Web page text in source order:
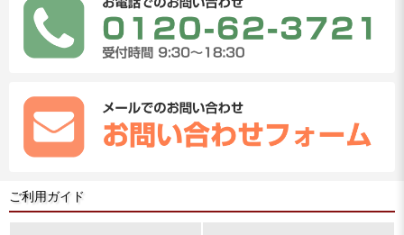
ご利用ガイド